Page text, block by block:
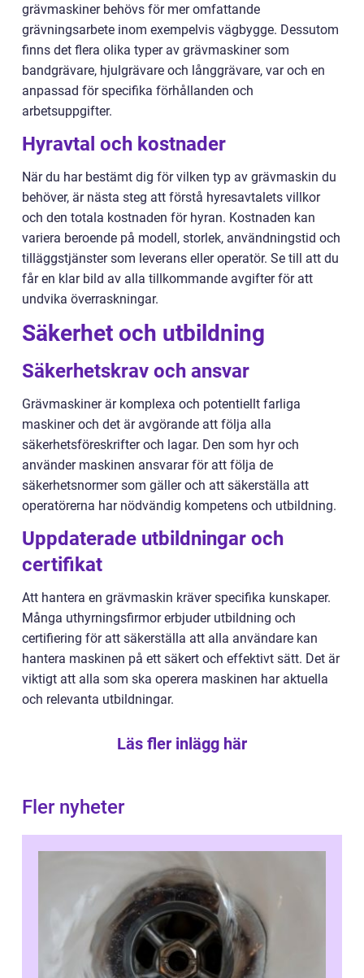
grävmaskiner behövs för mer omfattande
grävningsarbete inom exempelvis vägbygge. Dessutom
finns det flera olika typer av grävmaskiner som
bandgrävare, hjulgrävare och långgrävare, var och en
anpassad för specifika förhållanden och
arbetsuppgifter.
Hyravtal och kostnader
När du har bestämt dig för vilken typ av grävmaskin du
behöver, är nästa steg att förstå hyresavtalets villkor
och den totala kostnaden för hyran. Kostnaden kan
variera beroende på modell, storlek, användningstid och
tilläggstjänster som leverans eller operatör. Se till att du
får en klar bild av alla tillkommande avgifter för att
undvika överraskningar.
Säkerhet och utbildning
Säkerhetskrav och ansvar
Grävmaskiner är komplexa och potentiellt farliga
maskiner och det är avgörande att följa alla
säkerhetsföreskrifter och lagar. Den som hyr och
använder maskinen ansvarar för att följa de
säkerhetsnormer som gäller och att säkerställa att
operatörerna har nödvändig kompetens och utbildning.
Uppdaterade utbildningar och
certifikat
Att hantera en grävmaskin kräver specifika kunskaper.
Många uthyrningsfirmor erbjuder utbildning och
certifiering för att säkerställa att alla användare kan
hantera maskinen på ett säkert och effektivt sätt. Det är
viktigt att alla som ska operera maskinen har aktuella
och relevanta utbildningar.
Läs fler inlägg här
Fler nyheter